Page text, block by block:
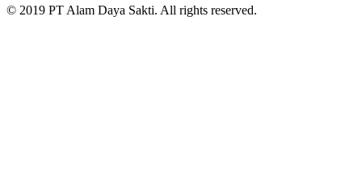
© 2019 PT Alam Daya Sakti. All rights reserved.